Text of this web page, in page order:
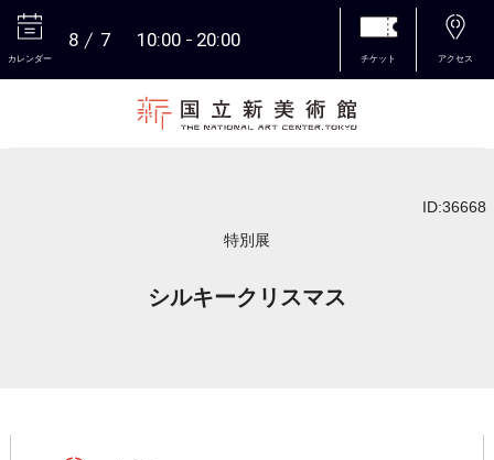
カレンダー
8 7 10:00 20:00
チケット アクセス
ID:36668
特別展
シルキークリスマス